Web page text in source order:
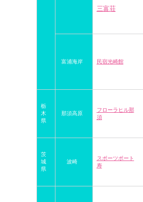
三富荘
富浦海岸 民宿光崎館
栃
木
県
那須高原
フローラヒル那
須
茨
城
県
波崎
スポーツポート
寿